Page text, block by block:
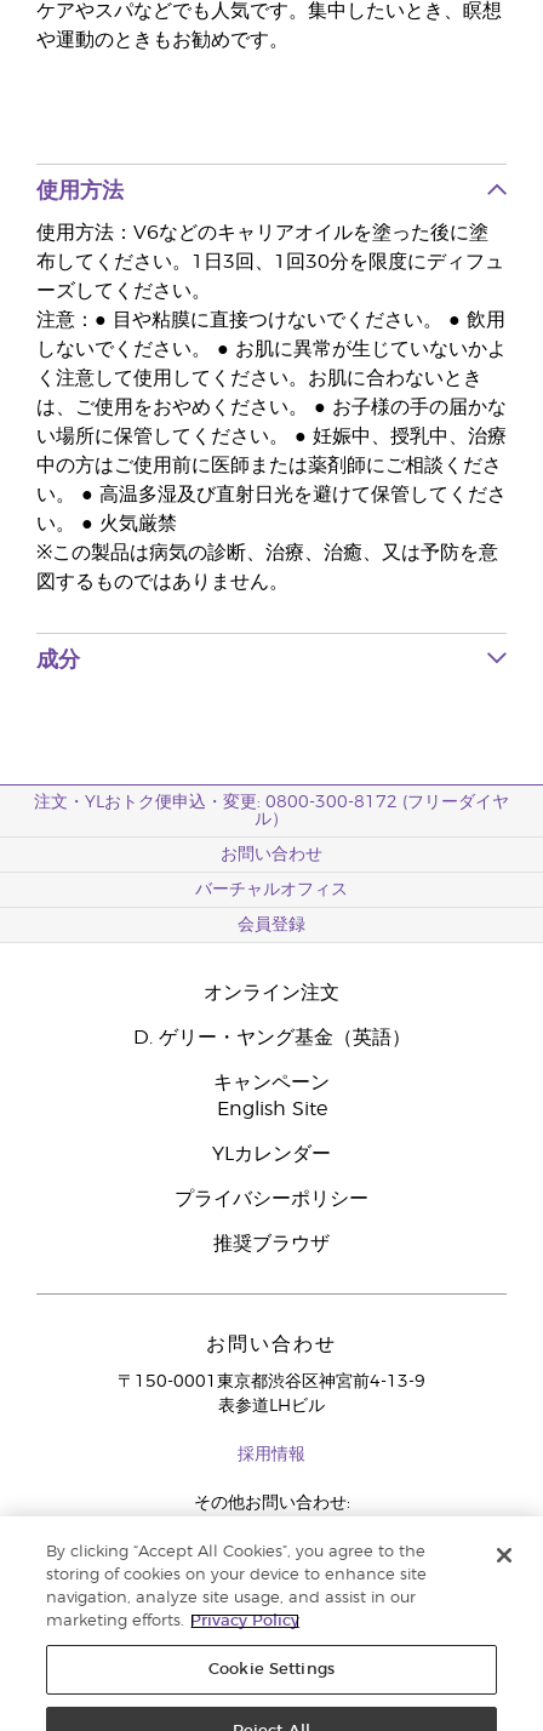
ケアやスパなどでも人気です。集中したいとき、瞑想
や運動のときもお勧めです。
使用方法
使用方法：V6などのキャリアオイルを塗った後に塗
布してください。1日3回、1回30分を限度にディフュ
ーズしてください。
注意：● 目や粘膜に直接つけないでください。 ● 飲用
しないでください。 ● お肌に異常が生じていないかよ
く注意して使用してください。お肌に合わないとき
は、ご使用をおやめください。 ● お子様の手の届かな
い場所に保管してください。 ● 妊娠中、授乳中、治療
中の方はご使用前に医師または薬剤師にご相談くださ
い。 ● 高温多湿及び直射日光を避けて保管してくださ
い。 ● 火気厳禁
※この製品は病気の診断、治療、治癒、又は予防を意
図するものではありません。
成分
注文・YLおトク便申込・変更: 0800-300-8172 (フリーダイヤ
ル）
お問い合わせ
バーチャルオフィス
会員登録
オンライン注文
D. ゲリー・ヤング基金（英語）
キャンペーン
English Site
YLカレンダー
プライバシーポリシー
推奨ブラウザ
お問い合わせ
〒150-0001東京都渋谷区神宮前4-13-9
表参道LHビル
採用情報
その他お問い合わせ:
By clicking “Accept All Cookies”, you agree to the
storing of cookies on your device to enhance site
navigation, analyze site usage, and assist in our
marketing efforts.
Privacy Policy
Cookie Settings